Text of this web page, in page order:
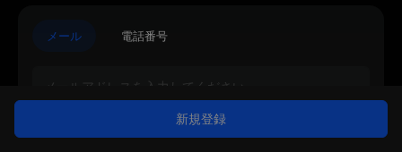
メール 電話番号
新規登録